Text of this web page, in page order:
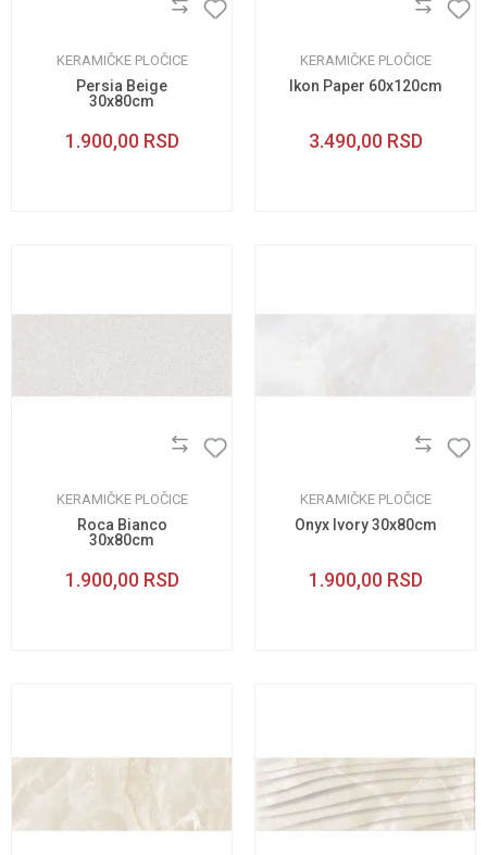
KERAMIČKE PLOČICE
Persia Beige
30x80cm
1.900,00 RSD
KERAMIČKE PLOČICE
Ikon Paper 60x120cm
3.490,00 RSD
KERAMIČKE PLOČICE
Roca Bianco
30x80cm
1.900,00 RSD
KERAMIČKE PLOČICE
Onyx Ivory 30x80cm
1.900,00 RSD